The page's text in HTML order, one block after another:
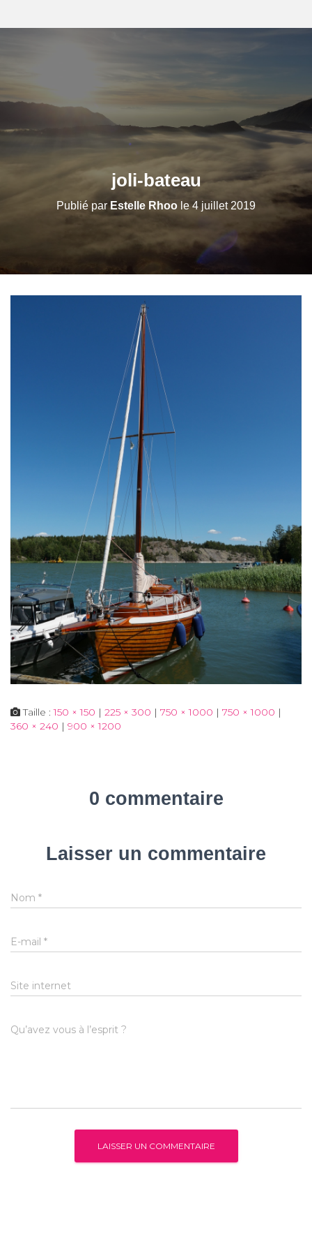
joli-bateau
Publié parEstelle Rhoo le4 juillet 2019
Taille :150 × 150 | 225 × 300 | 750 × 1000 | 750 × 1000 |
360 × 240 | 900 × 1200
0 commentaire
Laisser un commentaire
Nom *
E-mail *
Site internet
Qu’avez vous à l’esprit ?